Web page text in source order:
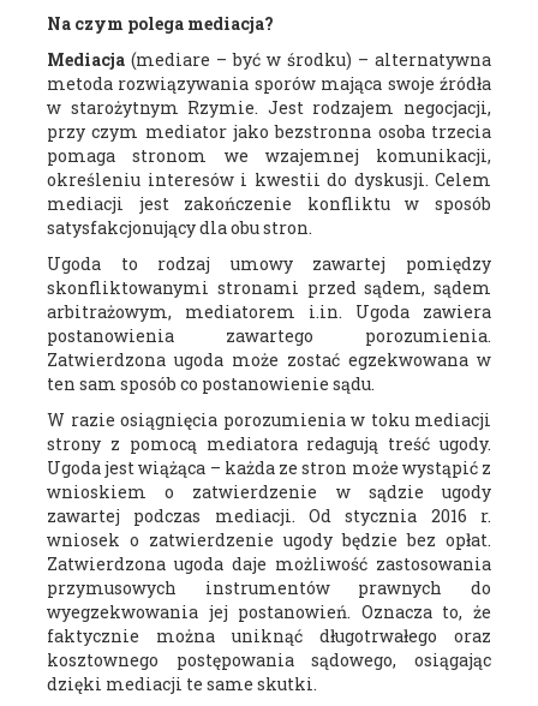
Na czym polega mediacja?
Mediacja (mediare – być w środku) – alternatywna
metoda rozwiązywania sporów mająca swoje źródła
w starożytnym Rzymie. Jest rodzajem negocjacji,
przy czym mediator jako bezstronna osoba trzecia
pomaga stronom we wzajemnej komunikacji,
określeniu interesów i kwestii do dyskusji. Celem
mediacji jest zakończenie konfliktu w sposób
satysfakcjonujący dla obu stron.
Ugoda to rodzaj umowy zawartej pomiędzy
skonfliktowanymi stronami przed sądem, sądem
arbitrażowym, mediatorem i.in. Ugoda zawiera
postanowienia zawartego porozumienia.
Zatwierdzona ugoda może zostać egzekwowana w
ten sam sposób co postanowienie sądu.
W razie osiągnięcia porozumienia w toku mediacji
strony z pomocą mediatora redagują treść ugody.
Ugoda jest wiążąca – każda ze stron może wystąpić z
wnioskiem o zatwierdzenie w sądzie ugody
zawartej podczas mediacji. Od stycznia 2016 r.
wniosek o zatwierdzenie ugody będzie bez opłat.
Zatwierdzona ugoda daje możliwość zastosowania
przymusowych instrumentów prawnych do
wyegzekwowania jej postanowień. Oznacza to, że
faktycznie można uniknąć długotrwałego oraz
kosztownego postępowania sądowego, osiągając
dzięki mediacji te same skutki.